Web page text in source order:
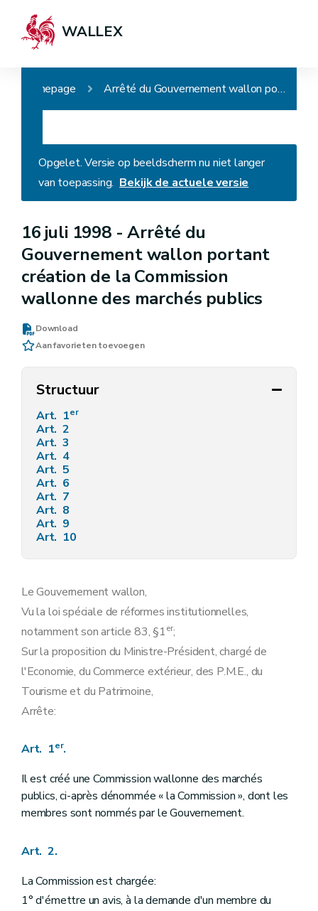
WALLEX
Homepage Arrêté du Gouvernement wallon portant création de la Commission wallonne des marchés publics
Opgelet. Versie op beeldscherm nu niet langer
van toepassing. Bekijk de actuele versie
16 juli 1998 -Arrêté du
Gouvernement wallon portant
création de la Commission
wallonne des marchés publics
Download
Aan favorieten toevoegen
Structuur
Art. 1er
Art. 2
Art. 3
Art. 4
Art. 5
Art. 6
Art. 7
Art. 8
Art. 9
Art. 10
Le Gouvernement wallon,
Vu la loi spéciale de réformes institutionnelles,
notamment son article 83, §1er;
Sur la proposition du Ministre-Président, chargé de
l'Economie, du Commerce extérieur, des P.M.E., du
Tourisme et du Patrimoine,
Arrête:
Art. 1er.
Il est créé une Commission wallonne des marchés
publics, ci-après dénommée « la Commission », dont les
membres sont nommés par le Gouvernement.
Art. 2.
La Commission est chargée:
1° d'émettre un avis, à la demande d'un membre du